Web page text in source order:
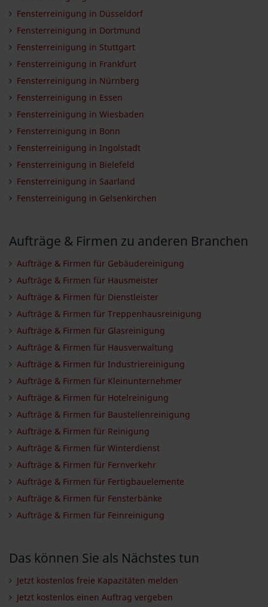
Fensterreinigung in Düsseldorf
Fensterreinigung in Dortmund
Fensterreinigung in Stuttgart
Fensterreinigung in Frankfurt
Fensterreinigung in Nürnberg
Fensterreinigung in Essen
Fensterreinigung in Wiesbaden
Fensterreinigung in Bonn
Fensterreinigung in Ingolstadt
Fensterreinigung in Bielefeld
Fensterreinigung in Saarland
Fensterreinigung in Gelsenkirchen
Aufträge & Firmen zu anderen Branchen
Aufträge & Firmen für Gebäudereinigung
Aufträge & Firmen für Hausmeister
Aufträge & Firmen für Dienstleister
Aufträge & Firmen für Treppenhausreinigung
Aufträge & Firmen für Glasreinigung
Aufträge & Firmen für Hausverwaltung
Aufträge & Firmen für Industriereinigung
Aufträge & Firmen für Kleinunternehmer
Aufträge & Firmen für Hotelreinigung
Aufträge & Firmen für Baustellenreinigung
Aufträge & Firmen für Reinigung
Aufträge & Firmen für Winterdienst
Aufträge & Firmen für Fernverkehr
Aufträge & Firmen für Fertigbauelemente
Aufträge & Firmen für Fensterbänke
Aufträge & Firmen für Feinreinigung
Das können Sie als Nächstes tun
Jetzt kostenlos freie Kapazitäten melden
Jetzt kostenlos einen Auftrag vergeben